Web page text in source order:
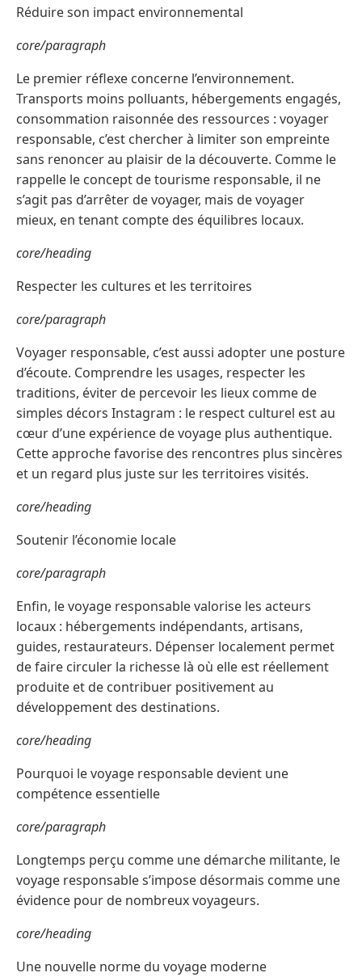
Réduire son impact environnemental
core/paragraph
Le premier réflexe concerne l’environnement.
Transports moins polluants, hébergements engagés,
consommation raisonnée des ressources : voyager
responsable, c’est chercher à limiter son empreinte
sans renoncer au plaisir de la découverte. Comme le
rappelle le concept de tourisme responsable, il ne
s’agit pas d’arrêter de voyager, mais de voyager
mieux, en tenant compte des équilibres locaux.
core/heading
Respecter les cultures et les territoires
core/paragraph
Voyager responsable, c’est aussi adopter une posture
d’écoute. Comprendre les usages, respecter les
traditions, éviter de percevoir les lieux comme de
simples décors Instagram : le respect culturel est au
cœur d’une expérience de voyage plus authentique.
Cette approche favorise des rencontres plus sincères
et un regard plus juste sur les territoires visités.
core/heading
Soutenir l’économie locale
core/paragraph
Enfin, le voyage responsable valorise les acteurs
locaux : hébergements indépendants, artisans,
guides, restaurateurs. Dépenser localement permet
de faire circuler la richesse là où elle est réellement
produite et de contribuer positivement au
développement des destinations.
core/heading
Pourquoi le voyage responsable devient une
compétence essentielle
core/paragraph
Longtemps perçu comme une démarche militante, le
voyage responsable s’impose désormais comme une
évidence pour de nombreux voyageurs.
core/heading
Une nouvelle norme du voyage moderne